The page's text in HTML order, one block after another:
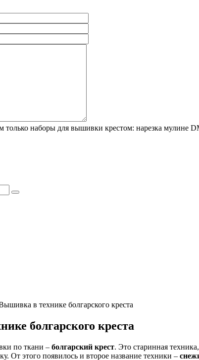
наборы для вышивки крестом: нарезка мулине
в технике болгарского креста
болгарского креста
по ткани – болгарский крест. Это старинная
От этого появилось и второе название техники –